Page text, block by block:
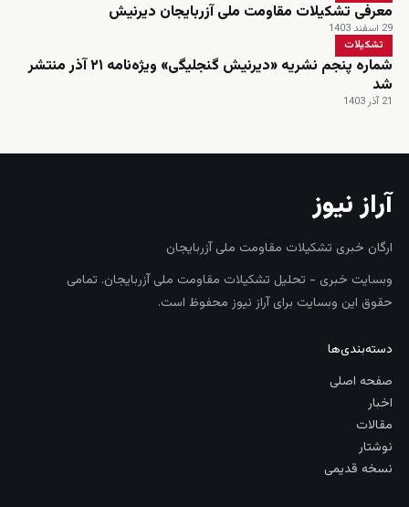
معرفی تشکیلات مقاومت ملی آزربایجان دیرنیش
29 اسفند 1403
تشکیلات
شماره پنجم نشریه «دیرنیش گنجلیگی» ویژه‌نامه ۲۱ آذر منتشر
شد
21 آذر 1403
آراز نیوز
ارگان خبری تشکیلات مقاومت ملی آزربایجان
وبسایت خبری - تحلیل تشکیلات مقاومت ملی آزربایجان. تمامی
حقوق این وبسایت برای آراز نیوز محفوظ است.
دسته‌بندی‌ها
صفحه اصلی
اخبار
مقالات
نوشتار
نسخه قدیمی